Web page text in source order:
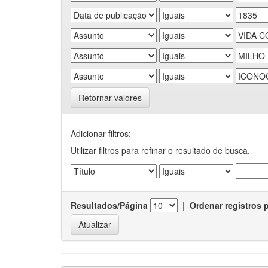
Retornar valores
Adicionar filtros:
Utilizar filtros para refinar o resultado de busca.
Resultados/Página | Ordenar registros